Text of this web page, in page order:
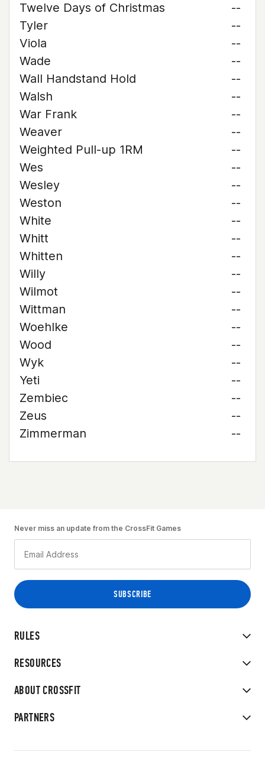
Twelve Days of Christmas
--
Tyler
--
Viola
--
Wade
--
Wall Handstand Hold
--
Walsh
--
War Frank
--
Weaver
--
Weighted Pull-up 1RM
--
Wes
--
Wesley
--
Weston
--
White
--
Whitt
--
Whitten
--
Willy
--
Wilmot
--
Wittman
--
Woehlke
--
Wood
--
Wyk
--
Yeti
--
Zembiec
--
Zeus
--
Zimmerman
--
RULES
RESOURCES
ABOUT CROSSFIT
PARTNERS
Never miss an update from the CrossFit Games